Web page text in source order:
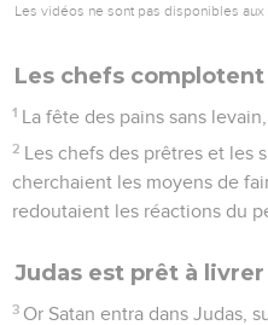
Les vidéos ne sont pas disponibles aux
Les chefs
1 La fête des pains sans
2 Les chefs des prêtres et les
cherchaient les moyens de
redoutaient les réactions du
Judas est prêt à
3 Or Satan entra dans Judas,